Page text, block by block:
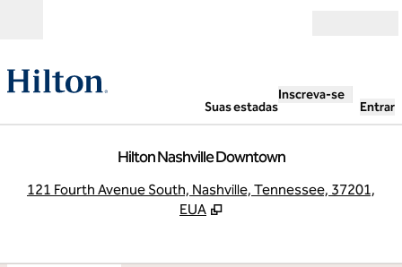
Suas estadas
Inscreva-se
Entrar
Hilton Nashville Downtown
121 Fourth Avenue South, Nashville, Tennessee, 37201,
EUA